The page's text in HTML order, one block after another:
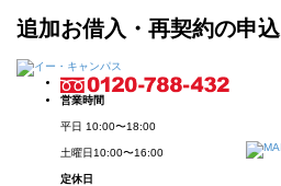
追加お借入・再契約の申込
営業時間
平日 10:00〜18:00
土曜日 10:00〜16:00
定休日